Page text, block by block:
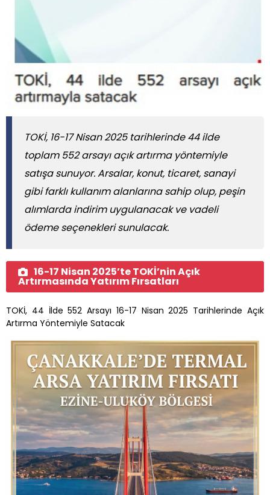
TOKİ, 16-17 Nisan 2025 tarihlerinde 44 ilde
toplam 552 arsayı açık artırma yöntemiyle
satışa sunuyor. Arsalar, konut, ticaret, sanayi
gibi farklı kullanım alanlarına sahip olup, peşin
alımlarda indirim uygulanacak ve vadeli
ödeme seçenekleri sunulacak.
16-17 Nisan 2025’te TOKİ’nin Açık
Artırmasında Yatırım Fırsatları
TOKİ, 44 İlde 552 Arsayı 16-17 Nisan 2025 Tarihlerinde Açık
Artırma Yöntemiyle Satacak